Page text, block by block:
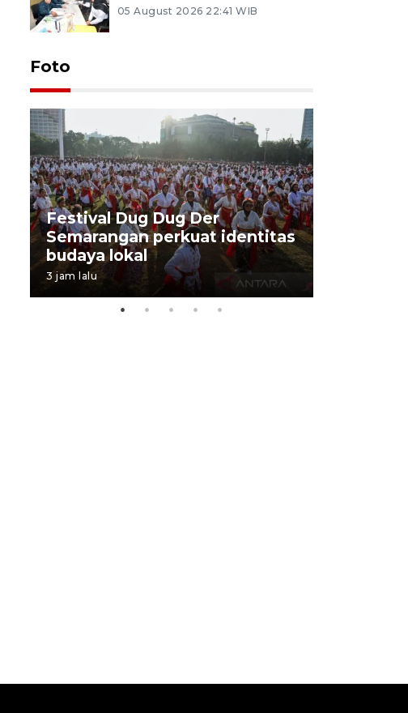
05 August 2026 22:41 WIB
Foto
Festival Dug Dug Der
Semarangan perkuat identitas
budaya lokal
3 jam lalu